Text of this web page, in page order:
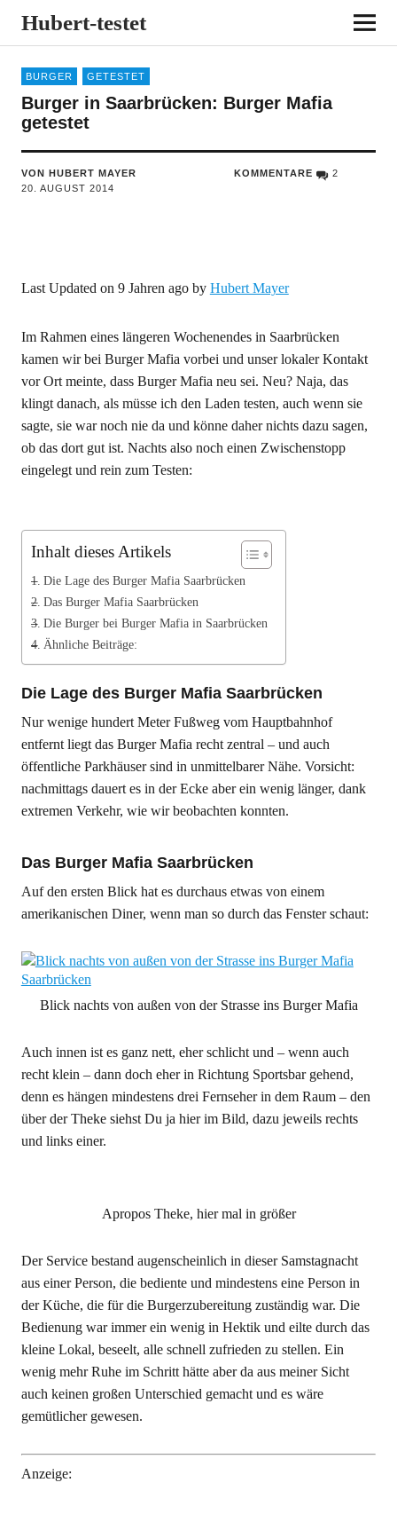
Hubert-testet
BURGER GETESTET
Burger in Saarbrücken: Burger Mafia
getestet
VON HUBERT MAYER
20. AUGUST 2014
KOMMENTARE 2
Last Updated on 9 Jahren ago by Hubert Mayer
Im Rahmen eines längeren Wochenendes in Saarbrücken
kamen wir bei Burger Mafia vorbei und unser lokaler Kontakt
vor Ort meinte, dass Burger Mafia neu sei. Neu? Naja, das
klingt danach, als müsse ich den Laden testen, auch wenn sie
sagte, sie war noch nie da und könne daher nichts dazu sagen,
ob das dort gut ist. Nachts also noch einen Zwischenstopp
eingelegt und rein zum Testen:
Inhalt dieses Artikels
Die Lage des Burger Mafia Saarbrücken
Das Burger Mafia Saarbrücken
Die Burger bei Burger Mafia in Saarbrücken
Ähnliche Beiträge:
Die Lage des Burger Mafia Saarbrücken
Nur wenige hundert Meter Fußweg vom Hauptbahnhof
entfernt liegt das Burger Mafia recht zentral – und auch
öffentliche Parkhäuser sind in unmittelbarer Nähe. Vorsicht:
nachmittags dauert es in der Ecke aber ein wenig länger, dank
extremen Verkehr, wie wir beobachten konnten.
Das Burger Mafia Saarbrücken
Auf den ersten Blick hat es durchaus etwas von einem
amerikanischen Diner, wenn man so durch das Fenster schaut:
Blick nachts von außen von der Strasse ins Burger Mafia
Auch innen ist es ganz nett, eher schlicht und – wenn auch
recht klein – dann doch eher in Richtung Sportsbar gehend,
denn es hängen mindestens drei Fernseher in dem Raum – den
über der Theke siehst Du ja hier im Bild, dazu jeweils rechts
und links einer.
Apropos Theke, hier mal in größer
Der Service bestand augenscheinlich in dieser Samstagnacht
aus einer Person, die bediente und mindestens eine Person in
der Küche, die für die Burgerzubereitung zuständig war. Die
Bedienung war immer ein wenig in Hektik und eilte durch das
kleine Lokal, beseelt, alle schnell zufrieden zu stellen. Ein
wenig mehr Ruhe im Schritt hätte aber da aus meiner Sicht
auch keinen großen Unterschied gemacht und es wäre
gemütlicher gewesen.
Anzeige: